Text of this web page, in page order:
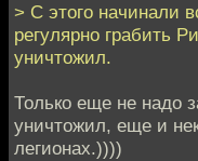
> С этого начинали
регулярно грабить
уничтожил.
Только еще не надо
уничтожил, еще и
легионах.))))